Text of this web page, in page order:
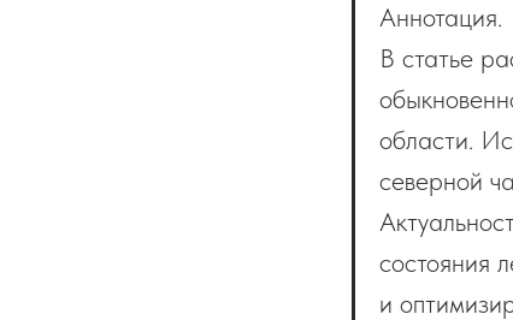
Аннотация.
В статье
области.
северной
состояния
и